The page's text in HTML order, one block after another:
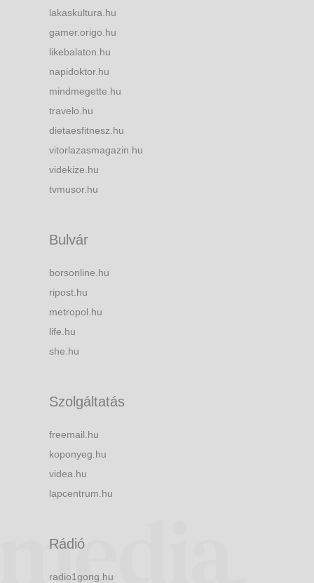
lakaskultura.hu
gamer.origo.hu
likebalaton.hu
napidoktor.hu
mindmegette.hu
travelo.hu
dietaesfitnesz.hu
vitorlazasmagazin.hu
videkize.hu
tvmusor.hu
Bulvár
borsonline.hu
ripost.hu
metropol.hu
life.hu
she.hu
Szolgáltatás
freemail.hu
koponyeg.hu
videa.hu
lapcentrum.hu
Rádió
radio1gong.hu